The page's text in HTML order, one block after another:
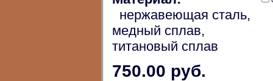
нержавеющая сталь,
медный сплав,
титановый сплав
750.00 руб.